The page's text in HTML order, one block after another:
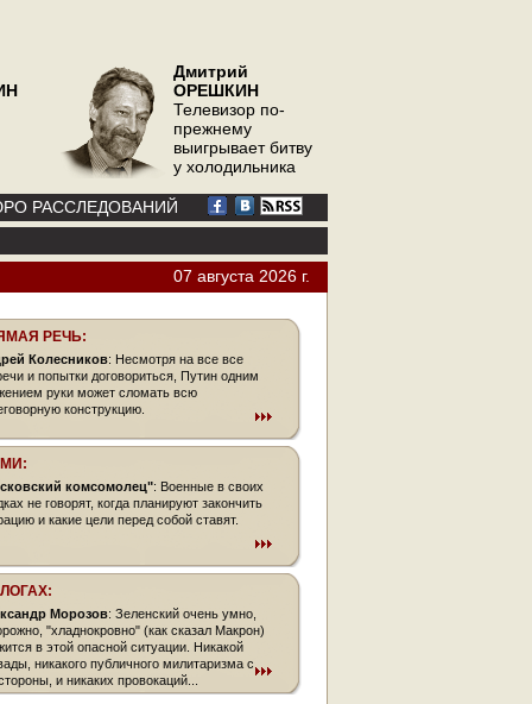
Дмитрий
ОРЕШКИН
Телевизор по-
прежнему
выигрывает битву
у холодильника
РАССЛЕДОВАНИЙ
07 августа 2026 г.
РЕЧЬ:
Колесников: Несмотря на все все
и попытки договориться, Путин одним
руки может сломать всю
конструкцию.
комсомолец": Военные в своих
не говорят, когда планируют закончить
и какие цели перед собой ставят.
Морозов: Зеленский очень умно,
"хладнокровно" (как сказал Макрон)
в этой опасной ситуации. Никакой
никакого публичного милитаризма с
и никаких провокаций...